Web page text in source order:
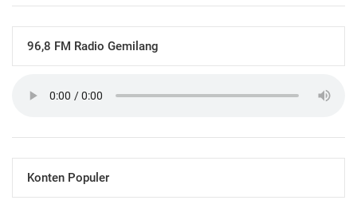
96,8 FM Radio Gemilang
Konten Populer